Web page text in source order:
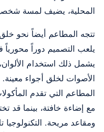
المحلية، يضيف لمسة
تتجه المطاعم أيضاً نحو
يلعب التصميم دوراً محورياً
يشمل ذلك استخدام الألوان،
الأصوات لخلق أجواء
المطاعم التي تقدم
مع إضاءة خافتة، بينما قد
ومقاعد مريحة. التكنولوجيا